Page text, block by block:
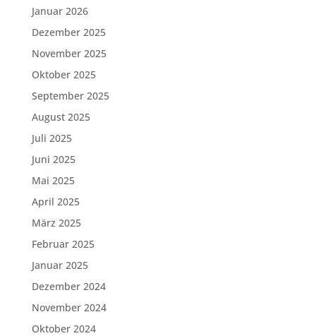
Januar 2026
Dezember 2025
November 2025
Oktober 2025
September 2025
August 2025
Juli 2025
Juni 2025
Mai 2025
April 2025
März 2025
Februar 2025
Januar 2025
Dezember 2024
November 2024
Oktober 2024